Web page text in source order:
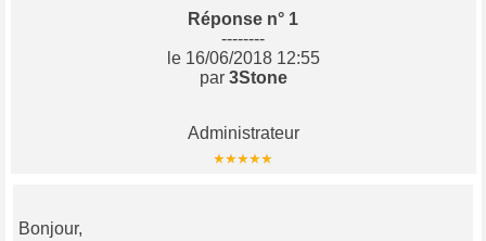
Réponse n° 1
--------
le 16/06/2018 12:55
par 3Stone
Administrateur
Bonjour,